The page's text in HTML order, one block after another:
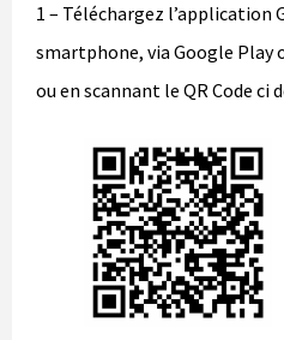
1 – Téléchargez l’application
smartphone, via Google Play
ou en scannant le QR Code ci